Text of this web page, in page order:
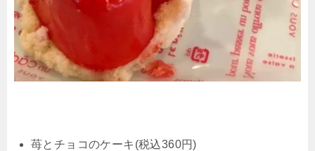
苺とチョコのケーキ(税込360円)